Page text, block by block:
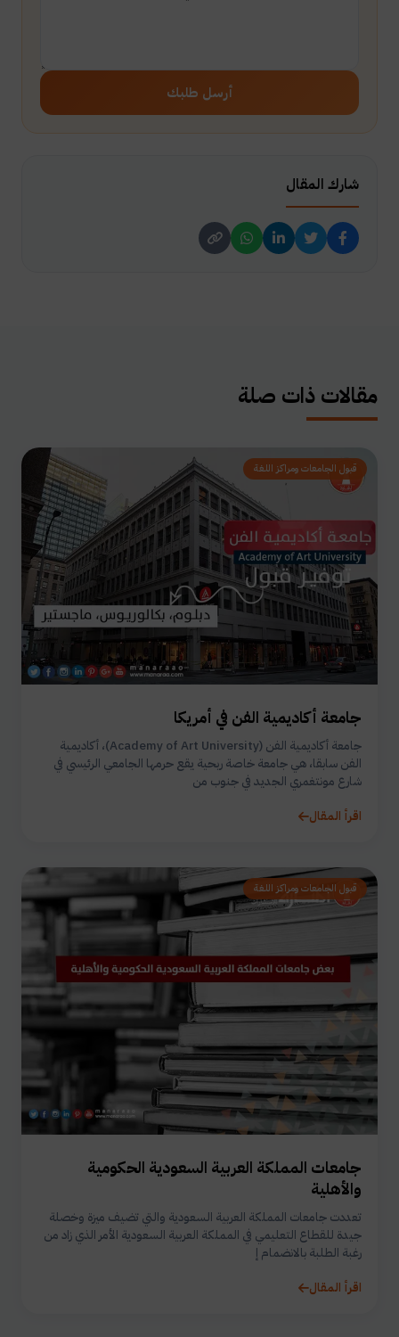
أرسل طلبك
شارك المقال
مقالات ذات صلة
قبول الجامعات ومراكز اللغة
جامعة أكاديمية الفن في أمريكا
جامعة أكاديمية الفن (Academy of Art University)، أكاديمية
الفن سابقا، هي جامعة خاصة ربحية يقع حرمها الجامعي الرئيسي في
شارع مونتغمري الجديد في جنوب من
اقرأ المقال
قبول الجامعات ومراكز اللغة
جامعات المملكة العربية السعودية الحكومية
والأهلية
تعددت جامعات المملكة العربية السعودية والتي تضيف ميزة وخصلة
جيدة للقطاع التعليمي في المملكة العربية السعودية الأمر الذي زاد من
رغبة الطلبة بالانضمام إ
اقرأ المقال